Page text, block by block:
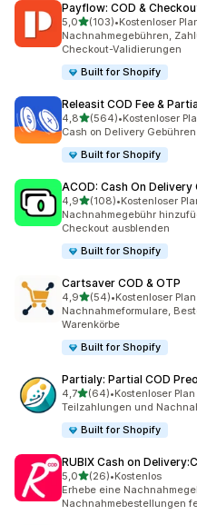
Payflow: COD &
5,0von 5 Sternen
(103)
103 Rezensionen
•Kostenloser
Nachnahmegebühren,
Checkout-Validierungen
Built for Shopify
Releasit COD Fee &
4,8von 5 Sternen
(564)
564 Rezensionen
•Kostenloser
Cash on Delivery
Built for Shopify
ACOD: Cash On Delivery
4,9von 5 Sternen
(108)
108 Rezensionen insgesamt
•Kostenloser
Nachnahmegebühr
Checkout ausblenden
Built for Shopify
Cartsaver COD & OTP
4,9von 5 Sternen
(54)
54 Rezensionen insgesamt
•Kostenloser
Nachnahmeformulare,
Warenkörbe
Built for Shopify
Partialy: Partial COD
4,7von 5 Sternen
(64)
64 Rezensionen insgesamt
•Kostenloser
Teilzahlungen und
Built for Shopify
RUBIX Cash on
5,0von 5 Sternen
(26)
26 Rezensionen insgesamt
•Kostenlos
Erhebe eine
Nachnahmebestellungen